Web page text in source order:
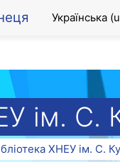
Українська
ім. С.
ХНЕУ ім. С.